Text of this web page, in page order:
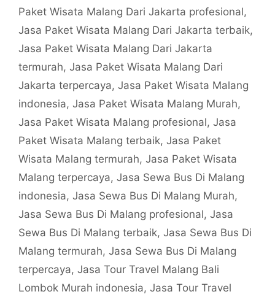
Paket Wisata Malang Dari Jakarta profesional,
Jasa Paket Wisata Malang Dari Jakarta terbaik,
Jasa Paket Wisata Malang Dari Jakarta
termurah, Jasa Paket Wisata Malang Dari
Jakarta terpercaya, Jasa Paket Wisata Malang
indonesia, Jasa Paket Wisata Malang Murah,
Jasa Paket Wisata Malang profesional, Jasa
Paket Wisata Malang terbaik, Jasa Paket
Wisata Malang termurah, Jasa Paket Wisata
Malang terpercaya, Jasa Sewa Bus Di Malang
indonesia, Jasa Sewa Bus Di Malang Murah,
Jasa Sewa Bus Di Malang profesional, Jasa
Sewa Bus Di Malang terbaik, Jasa Sewa Bus Di
Malang termurah, Jasa Sewa Bus Di Malang
terpercaya, Jasa Tour Travel Malang Bali
Lombok Murah indonesia, Jasa Tour Travel